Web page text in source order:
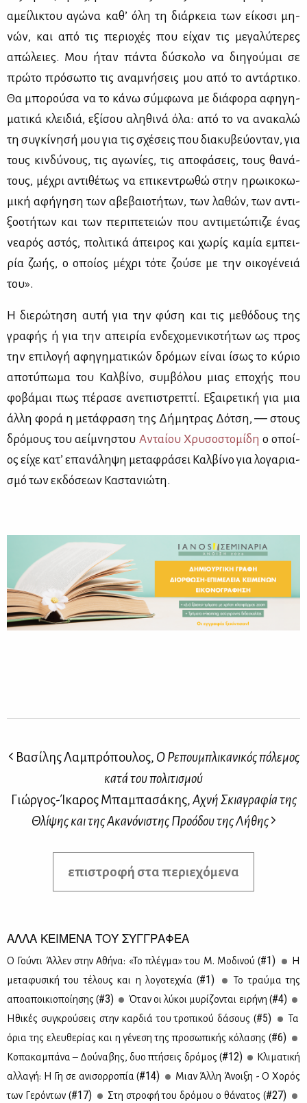
αμεί­λι­κτου αγώ­να κα­θ’ όλη τη διάρ­κεια των εί­κο­σι μη­
νών, και από τις πε­ριο­χές που εί­χαν τις με­γα­λύ­τε­ρες
απώ­λειες. Μου ήταν πά­ντα δύ­σκο­λο να δι­η­γού­μαι σε
πρώ­το πρό­σω­πο τις ανα­μνή­σεις μου από το αντάρ­τι­κο.
Θα μπο­ρού­σα να το κά­νω σύμ­φω­να με διά­φο­ρα αφη­γη­
μα­τι­κά κλει­διά, εξί­σου αλη­θι­νά όλα: από το να ανα­κα­λώ
τη συ­γκί­νη­σή μου για τις σχέ­σεις που δια­κυ­βεύ­ο­νταν, για
τους κιν­δύ­νους, τις αγω­νί­ες, τις απο­φά­σεις, τους θα­νά­
τους, μέ­χρι αντι­θέ­τως να επι­κε­ντρω­θώ στην ηρω­ι­κο­κω­
μι­κή αφή­γη­ση των αβε­βαιο­τή­των, των λα­θών, των αντι­
ξο­ο­τή­των και των πε­ρι­πε­τειών που αντι­με­τώ­πι­ζε ένας
νε­α­ρός αστός, πο­λι­τι­κά άπει­ρος και χω­ρίς κα­μία εμπει­
ρία ζω­ής, ο οποί­ος μέ­χρι τό­τε ζού­σε με την οι­κο­γέ­νειά
του».
Η διε­ρώ­τη­ση αυ­τή για την φύ­ση και τις με­θό­δους της
γρα­φής ή για την απει­ρία εν­δε­χο­με­νι­κο­τή­των ως προς
την επι­λο­γή αφη­γη­μα­τι­κών δρό­μων εί­ναι ίσως το κύ­ριο
απο­τύ­πω­μα του Καλ­βί­νο, συμ­βό­λου μιας επο­χής που
φο­βά­μαι πως πέ­ρα­σε ανε­πι­στρε­πτί. Εξαι­ρε­τι­κή για μια
άλ­λη φο­ρά η με­τά­φρα­ση της Δή­μη­τρας Δό­τση, ― στους
δρό­μους του αεί­μνη­στου Ανταί­ου Χρυ­σο­στο­μί­δη ο οποί­
ος εί­χε κα­τ’ επα­νά­λη­ψη με­τα­φρά­σει Καλ­βί­νο για λο­γα­ρια­
σμό των εκ­δό­σε­ων Κα­στα­νιώ­τη.
Βασίλης Λαμπρόπουλος, Ο Ρεπουμπλικανικός πόλεμος
κατά του πολιτισμού
Γιώργος-Ίκαρος Μπαμπασάκης,Αχνή Σκιαγραφία της
Θλίψης και της Ακανόνιστης Προόδου της Λήθης
επιστροφή στα περιεχόμενα
ΑΛΛΑ ΚΕΙΜΕΝΑ ΤΟΥ ΣΥΓΓΡΑΦΕΑ
Ο Γού­ντι Άλ­λεν στην Αθή­να: «Το πλέγ­μα» του Μ. Μο­δι­νού (#1)
Η
με­τα­φυ­σι­κή του τέ­λους και η λο­γο­τε­χνία (#1)
Το τραύ­μα της
απο­α­ποι­κιο­ποί­η­σης (#3) Όταν οι λύ­κοι μυ­ρί­ζο­νται ει­ρή­νη (#4)
Ηθι­κές συ­γκρού­σεις στην καρ­διά του τρο­πι­κού δά­σους (#5)
Τα
όρια της ελευ­θε­ρί­ας και η γέ­νε­ση της προ­σω­πι­κής κό­λα­σης (#6)
Κο­πα­κα­μπά­να – Δού­να­βης, δυο πτή­σεις δρό­μος (#12)
Κλι­μα­τι­κή
αλ­λα­γή: Η Γη σε ανι­σορ­ρο­πία (#14)
Μιαν Άλ­λη Άνοι­ξη - Ο Χο­ρός
των Γε­ρό­ντων (#17) Στη στρο­φή του δρό­μου ο θά­να­τος (#27)